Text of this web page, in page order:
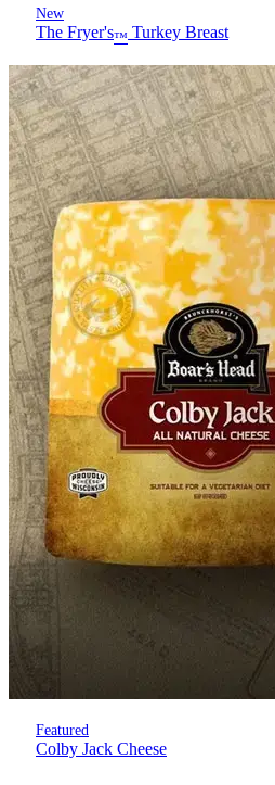
New
The Fryer's™ Turkey Breast
Featured
Colby Jack Cheese